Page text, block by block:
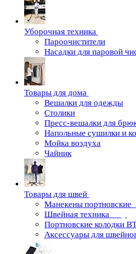
Уборочная техника
Пароочистители
Насадки для паровой
Товары для дома
Вешалки для одежды
Столики
Пресс-вешалки для
Напольные сушилки и
Мойка воздуха
Чайник
Товары для швей
Манекены портновские
Швейная техника
Портновские колодки
Аксессуары для